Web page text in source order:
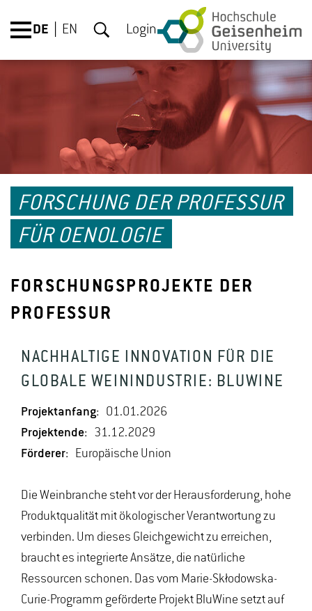
DE EN Login
FORSCHUNG DER PROFESSUR
FÜR OENOLOGIE
FORSCHUNGSPROJEKTE DER
PROFESSUR
NACHHALTIGE INNOVATION FÜR DIE
GLOBALE WEININDUSTRIE: BLUWINE
Projektanfang: 01.01.2026
Projektende: 31.12.2029
Förderer: Europäische Union
Die Weinbranche steht vor der Herausforderung, hohe
Produktqualität mit ökologischer Verantwortung zu
verbinden. Um dieses Gleichgewicht zu erreichen,
braucht es integrierte Ansätze, die natürliche
Ressourcen schonen. Das vom Marie-Skłodowska-
Curie-Programm geförderte Projekt BluWine setzt auf